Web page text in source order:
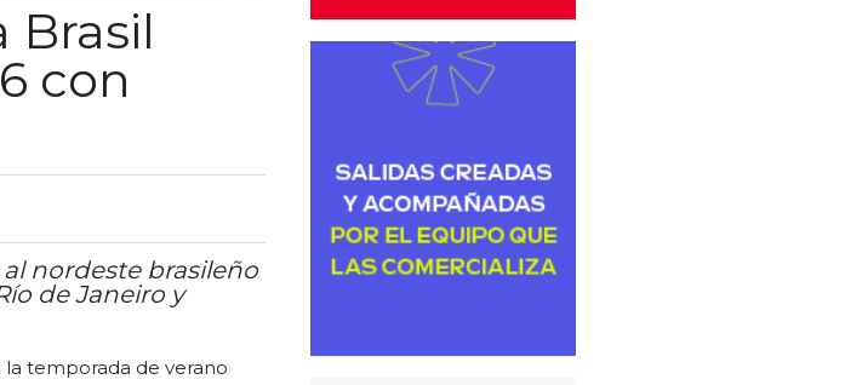
Brasil
con
nordeste brasileño
de Janeiro y
temporada de verano